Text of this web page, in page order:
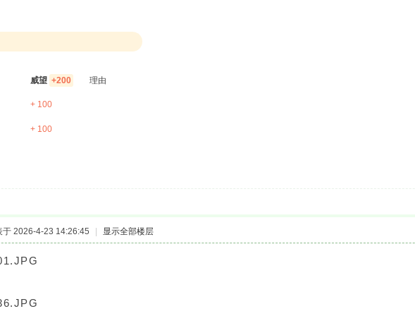
威望 +200 理由
+ 100
+ 100
于 2026-4-23 14:26:45 | 显示全部楼层